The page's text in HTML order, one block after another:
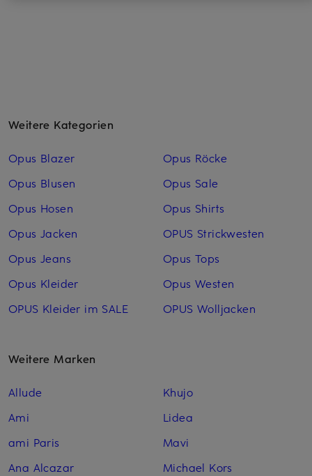
Weitere Kategorien
Opus Blazer
Opus Blusen
Opus Hosen
Opus Jacken
Opus Jeans
Opus Kleider
OPUS Kleider im SALE
Opus Röcke
Opus Sale
Opus Shirts
OPUS Strickwesten
Opus Tops
Opus Westen
OPUS Woll­jacken
Weitere Marken
Allude
Ami
ami Paris
Ana Alcazar
Khujo
Lidea
Mavi
Michael Kors